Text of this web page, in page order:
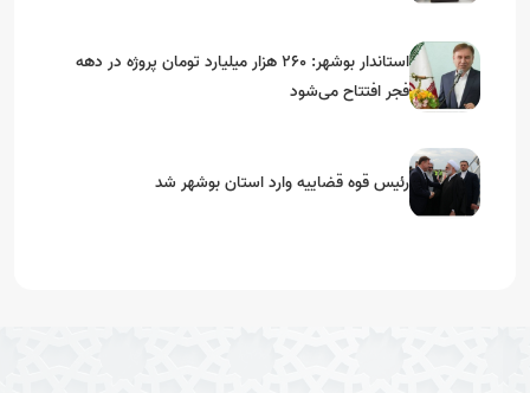
استاندار بوشهر: ۲۶۰ هزار میلیارد تومان پروژه در دهه
فجر افتتاح می‌شود
رئیس قوه قضاییه وارد استان بوشهر شد